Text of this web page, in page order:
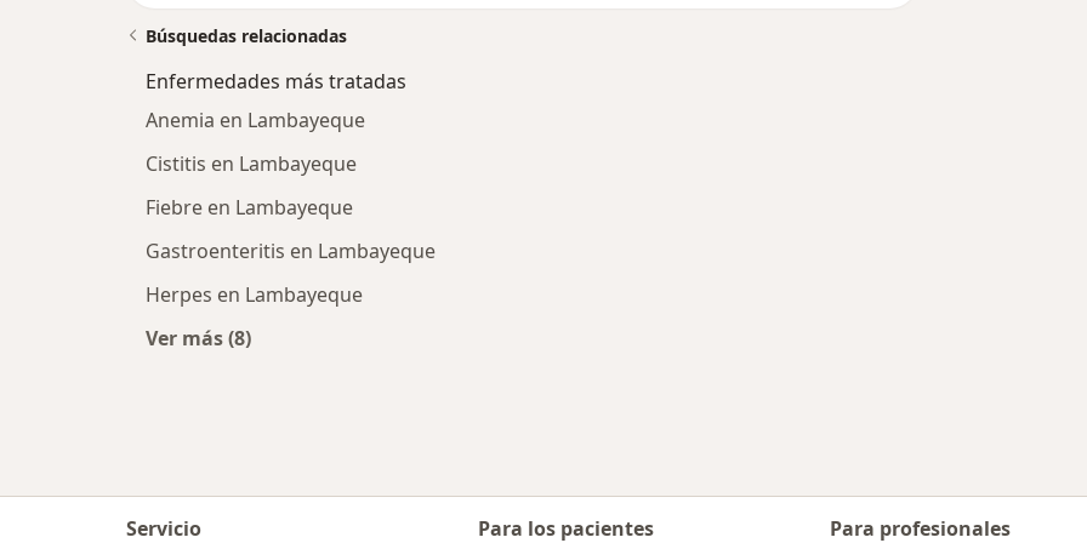
Búsquedas relacionadas
Enfermedades más tratadas
Anemia en Lambayeque
Cistitis en Lambayeque
Fiebre en Lambayeque
Gastroenteritis en Lambayeque
Herpes en Lambayeque
Ver más (8)
Servicio Para los pacientes Para profesionales